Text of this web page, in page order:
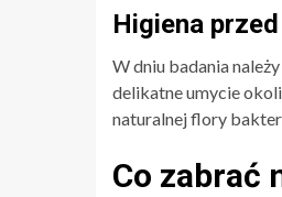
Higiena
W dniu badania
delikatne umycie
naturalnej flory
Co zabrać